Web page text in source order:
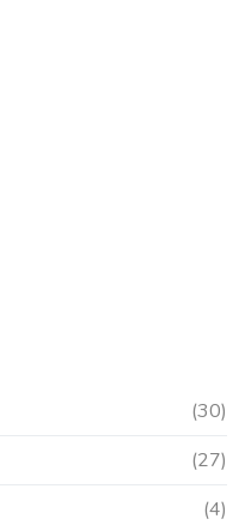
(30)
(27)
(4)